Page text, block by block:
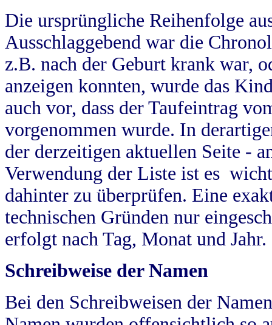
Die ursprüngliche Reihenfolge
Ausschlaggebend war die
z.B. nach der Geburt krank war,
anzeigen konnten, wurde das
auch vor, dass der Taufeintrag
vorgenommen wurde. In
der derzeitigen aktuellen Seite -
Verwendung der Liste ist es
dahinter zu überprüfen. Eine
technischen Gründen nur
erfolgt nach Tag, Monat und Jahr.
Schreibweise der Namen
Bei den Schreibweisen der